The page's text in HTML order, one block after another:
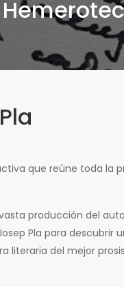
que reúne toda la
producción del
Pla para descubrir
literaria del mejor